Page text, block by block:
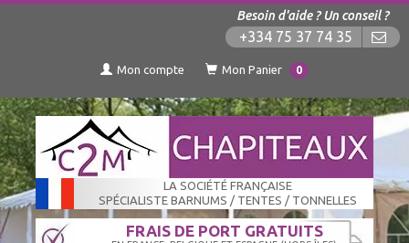
Besoin d'aide ? Un conseil ?
+334 75 37 74 35
Mon compte Mon Panier 0
LA SOCIÉTÉ FRANÇAISE
SPÉCIALISTE BARNUMS / TENTES / TONNELLES
FRAIS DE PORT GRATUITS